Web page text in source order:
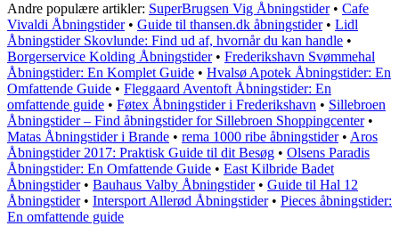
Andre populære artikler: SuperBrugsen Vig Åbningstider• Cafe
Vivaldi Åbningstider• Guide til thansen.dk åbningstider• Lidl
Åbningstider Skovlunde: Find ud af, hvornår du kan handle •
Borgerservice Kolding Åbningstider• Frederikshavn Svømmehal
Åbningstider: En Komplet Guide • Hvalsø Apotek Åbningstider: En
Omfattende Guide • Fleggaard Aventoft Åbningstider: En
omfattende guide • Føtex Åbningstider i Frederikshavn • Sillebroen
Åbningstider – Find åbningstider for Sillebroen Shoppingcenter•
Matas Åbningstider i Brande • rema 1000 ribe åbningstider• Aros
Åbningstider 2017: Praktisk Guide til dit Besøg • Olsens Paradis
Åbningstider: En Omfattende Guide • East Kilbride Badet
Åbningstider• Bauhaus Valby Åbningstider• Guide til Hal 12
Åbningstider• Intersport Allerød Åbningstider• Pieces åbningstider:
En omfattende guide